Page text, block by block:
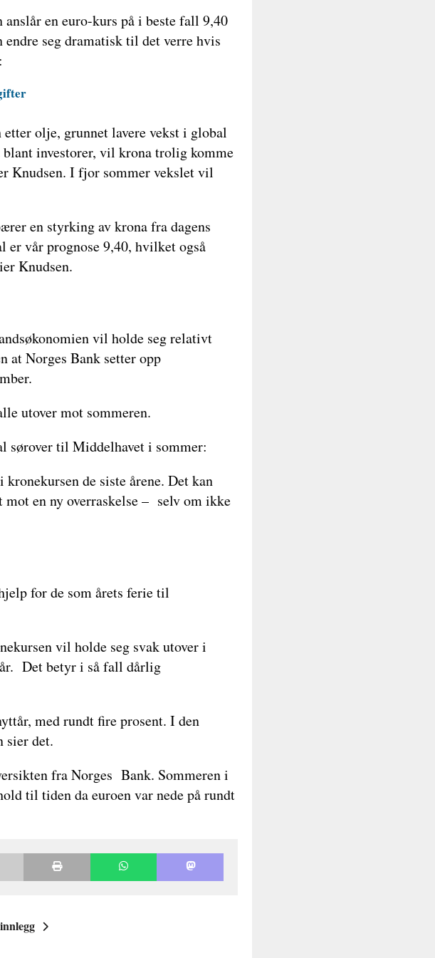
en euro-kurs på i beste fall 9,40
seg dramatisk til det verre hvis
olje, grunnet lavere vekst i global
investorer, vil krona trolig komme
Knudsen. I fjor sommer vekslet vil
en styrking av krona fra dagens
vår prognose 9,40, hvilket også
Knudsen.
vil holde seg relativt
at Norges Bank setter opp
utover mot sommeren.
sørover til Middelhavet i sommer:
de siste årene. Det kan
en ny overraskelse – selv om ikke
for de som årets ferie til
vil holde seg svak utover i
år. Det betyr i så fall dårlig
med rundt fire prosent. I den
sier det.
fra Norges Bank. Sommeren i
til tiden da euroen var nede på rundt